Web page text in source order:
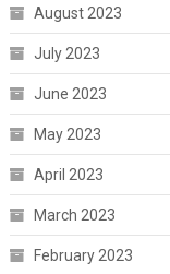
August 2023
July 2023
June 2023
May 2023
April 2023
March 2023
February 2023